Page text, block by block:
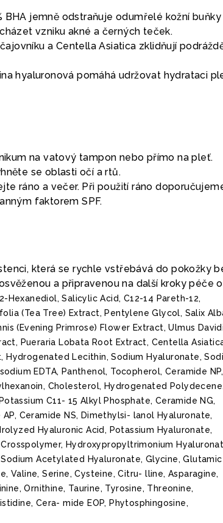
BHA jemně odstraňuje odumřelé kožní buňky
vzniku akné a černých teček.
a Centella Asiatica zklidňují
hyaluronová pomáhá udržovat hydrataci
na vatový tampon nebo přímo na pleť.
se oblasti očí a rtů.
ráno a večer. Při použití ráno
faktorem SPF.
která se rychle vstřebává do pokožky
a připravenou na další kroky péče
Hexanediol, Salicylic Acid, C12-14 Pareth-12,
(Tea Tree) Extract, Pentylene Glycol, Salix
(Evening Primrose) Flower Extract, Ulmus
Pueraria Lobata Root Extract, Centella
Hydrogenated Lecithin, Sodium Hyaluronate,
EDTA, Panthenol, Tocopherol, Ceramide NP,
Cholesterol, Hydrogenated
C11- 15 Alkyl Phosphate, Ceramide NG,
Ceramide NS, Dimethylsi- lanol Hyaluronate,
Hyaluronic Acid, Potassium Hyaluronate,
Hydroxypropyltrimonium
Acetylated Hyaluronate, Glycine, Glutamic
Valine, Serine, Cysteine, Citru- lline, Asparagine,
Ornithine, Taurine, Tyrosine, Threonine,
Cera- mide EOP, Phytosphingosine,